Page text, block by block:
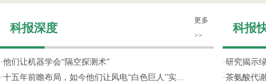
科报深度
更多
>>
·他们让机器学会“隔空探测术”
·十五年前瞻布局，如今他们让风电“白色巨人”实...
科报
·研究揭示
·茶氨酸代